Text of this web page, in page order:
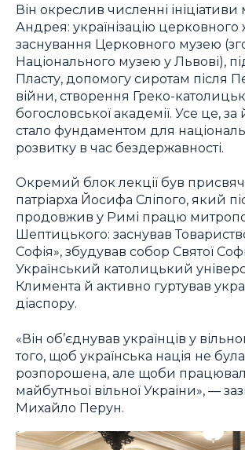
Він окреслив численні
Андрея: українізацію церковного
заснування Церковного музею
Національного музею у Львові),
Пласту, допомогу сиротам після
війни, створення Греко-
богословської академії. Усе це,
стало фундаментом для
розвитку в час бездержавності.
Окремий блок лекції був
патріарха Йосифа Сліпого, який
продовжив у Римі працю
Шептицького: заснував
Софія», збудував собор Святої
Український католицький
Климента й активно гуртував
діаспору.
«Він об’єднував українців у
того, щоб українська нація не була
розпорошена, але щоби
майбутньої вільної України», —
Михайло Перун.